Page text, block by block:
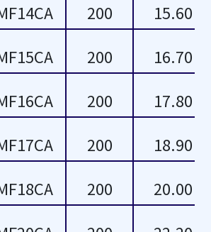
15.20
15.60
16.70
17.10
17.80
16.8
16.80
17.20
18.9
18.90
200
15.60
200
16.70
200
17.80
200
18.90
200
20.00